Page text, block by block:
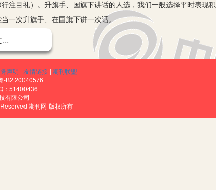
注目礼）。升旗手、国旗下讲话的人选，我们一般选择平时表现积
一次升旗手、在国旗下讲一次话。
，我们把《小学生在校一日规范》改编成通俗易懂的《十要十
用背诵、比赛的形式，促使每个队员牢记住《规范》内容，并用
织辅导员老师学习了一个个《通知》精神，扎扎实实地在本校进
、彻底地消除安全隐患。同时，我们也重新修订了《塔耳堡小学安
声明 | 友情链接 | 期刊联盟
-B2 20040576
51400436
有限公司
期刊网 版权所有